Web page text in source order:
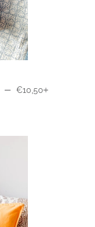
— Normaler Preis
€10,50